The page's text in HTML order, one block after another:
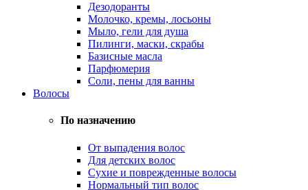
Дезодоранты
Молочко, кремы, лосьоны
Мыло, гели для душа
Пилинги, маски, скрабы
Базисные масла
Парфюмерия
Соли, пены для ванны
Волосы
По назначению
От выпадения волос
Для детских волос
Сухие и поврежденные волосы
Нормальный тип волос